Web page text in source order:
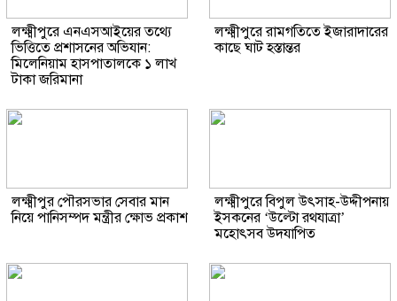
লক্ষ্মীপুরে এনএসআইয়ের তথ্যে
ভিত্তিতে প্রশাসনের অভিযান:
মিলেনিয়াম হাসপাতালকে ১ লাখ
টাকা জরিমানা
লক্ষ্মীপুরে রামগতিতে ইজারাদারের
কাছে ঘাট হস্তান্তর
লক্ষ্মীপুর পৌরসভার সেবার মান
নিয়ে পানিসম্পদ মন্ত্রীর ক্ষোভ প্রকাশ
লক্ষ্মীপুরে বিপুল উৎসাহ-উদ্দীপনায়
ইসকনের ‘উল্টো রথযাত্রা’
মহোৎসব উদযাপিত